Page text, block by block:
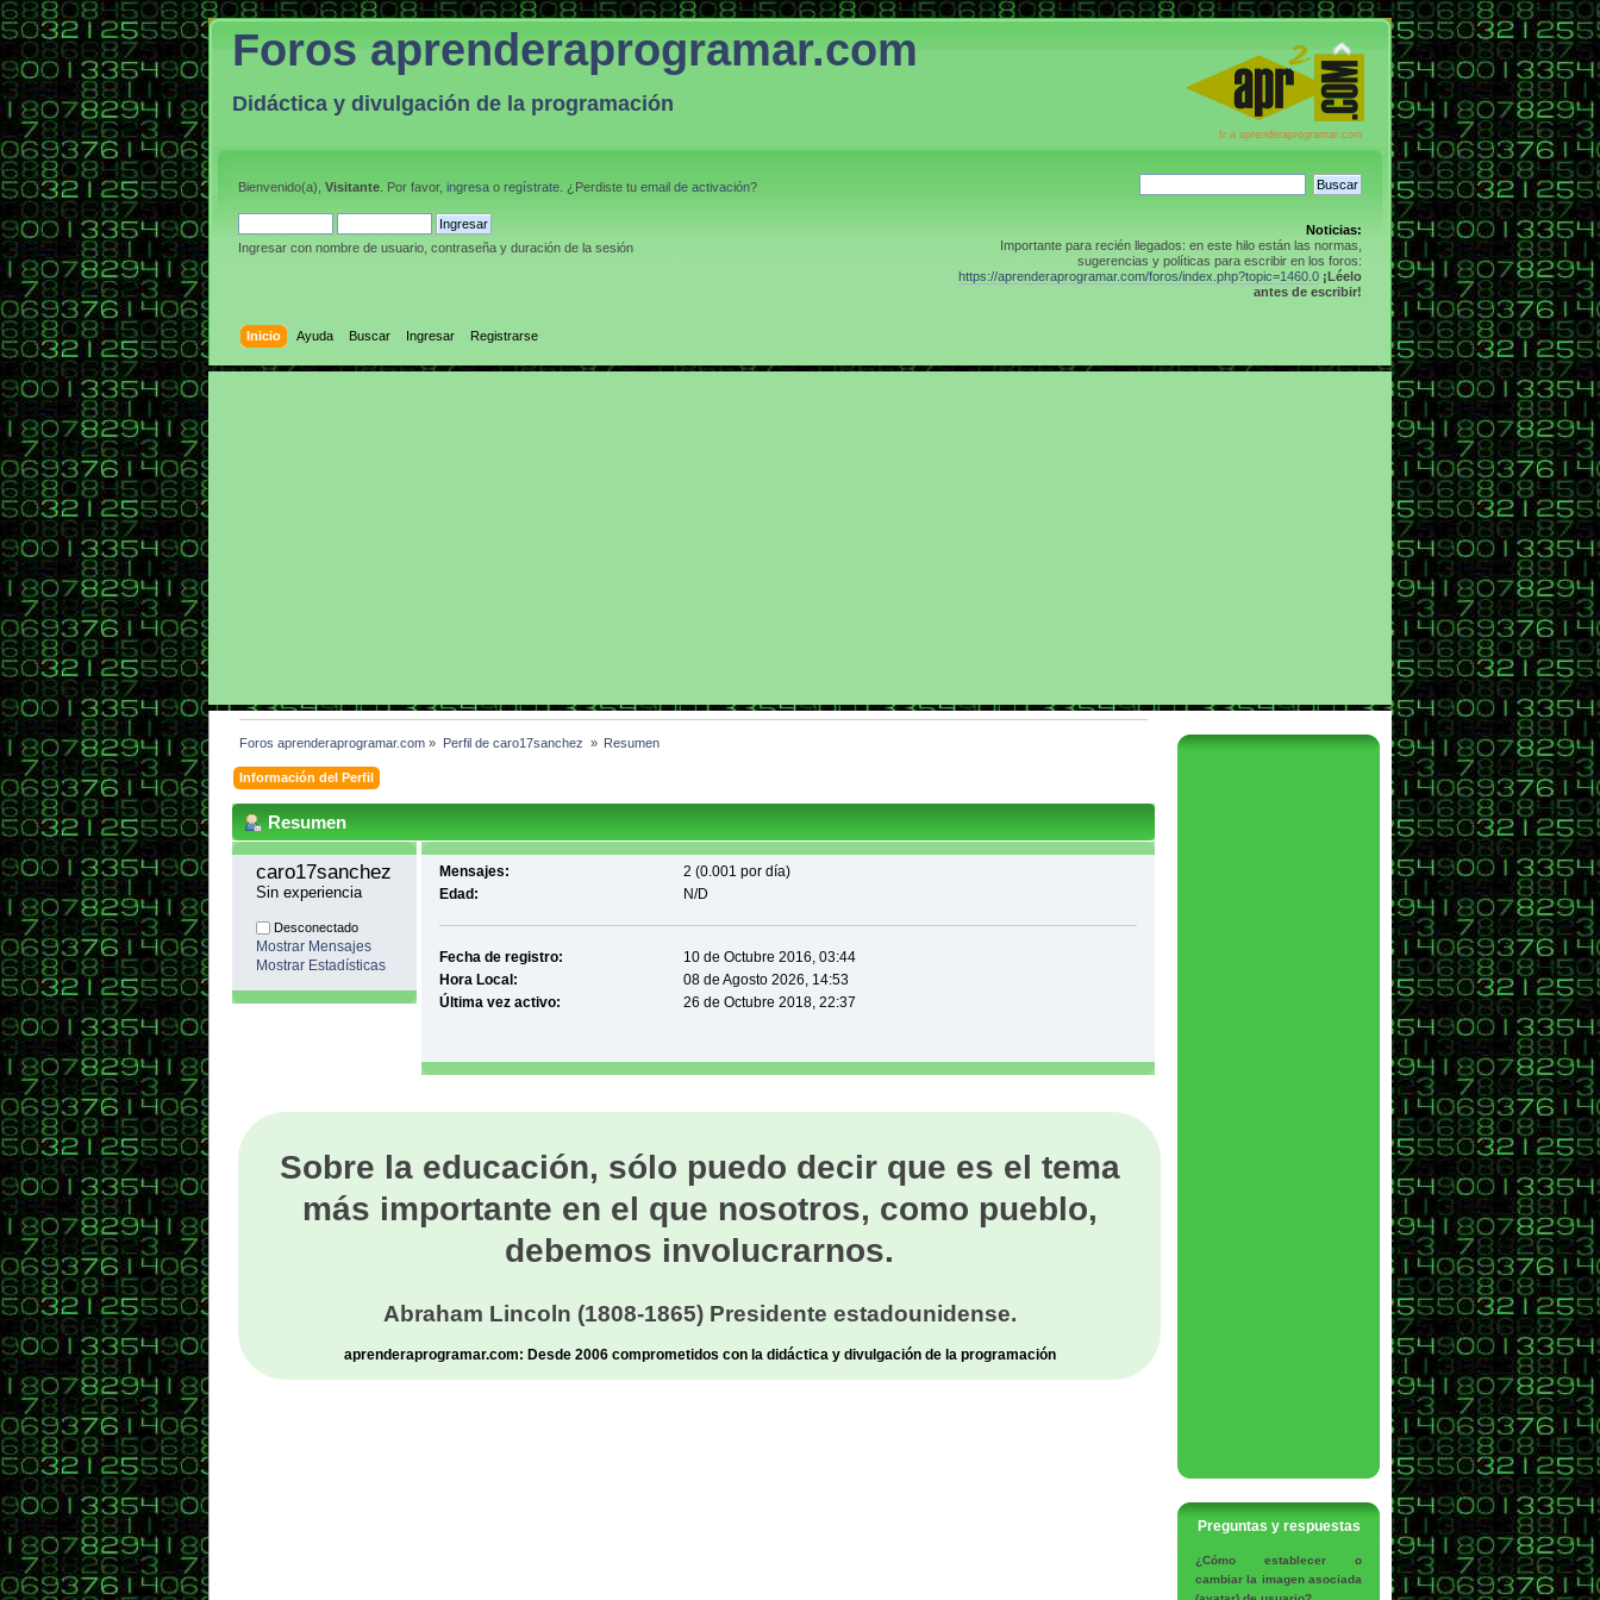
Foros aprenderaprogramar.com
Didáctica y divulgación de la programación
Ir a aprenderaprogramar.com
Bienvenido(a), Visitante . Por favor, ingresa o regístrate . ¿Perdiste tu email de activación?
Ingresar con nombre de usuario, contraseña y duración de la sesión
Noticias:
Importante para recién llegados: en este hilo están las normas,
sugerencias y políticas para escribir en los foros:
https://aprenderaprogramar.com/foros/index.php?topic=1460.0 ¡Léelo
antes de escribir!
Inicio Ayuda Buscar Ingresar Registrarse
Foros aprenderaprogramar.com » Perfil de caro17sanchez » Resumen
Información del Perfil
Resumen
caro17sanchez
Sin experiencia
Desconectado
Mostrar Mensajes
Mostrar Estadísticas
Mensajes:
2 (0.001 por día)
Edad:
N/D
Fecha de registro:
10 de Octubre 2016, 03:44
Hora Local:
08 de Agosto 2026, 14:53
Última vez activo:
26 de Octubre 2018, 22:37
Sobre la educación, sólo puedo decir que es el tema
más importante en el que nosotros, como pueblo,
debemos involucrarnos.
Abraham Lincoln (1808-1865) Presidente estadounidense.
aprenderaprogramar.com: Desde 2006 comprometidos con la didáctica y divulgación de la programación
Preguntas y respuestas
¿Cómo establecer o
cambiar la imagen asociada